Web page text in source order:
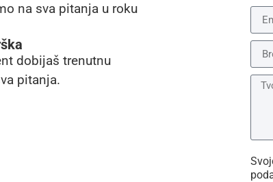
na sva pitanja u roku
dobijaš trenutnu
pitanja.